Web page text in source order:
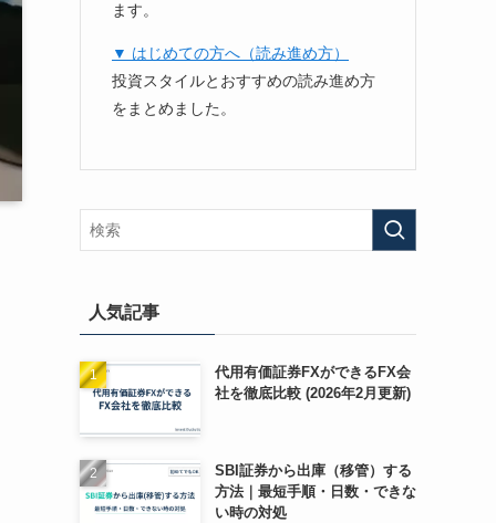
ます。
▼ はじめての方へ（読み進め方）
投資スタイルとおすすめの読み進め方
をまとめました。
人気記事
代用有価証券FXができるFX会
社を徹底比較 (2026年2月更新)
SBI証券から出庫（移管）する
方法｜最短手順・日数・できな
い時の対処